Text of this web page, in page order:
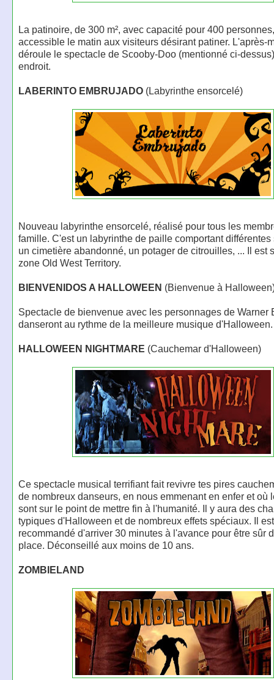
La patinoire, de 300 m², avec capacité pour 400
accessible le matin aux visiteurs désirant patiner. L'après-
déroule le spectacle de Scooby-Doo (mentionné ci-
endroit.
LABERINTO EMBRUJADO(Labyrinthe ensorcelé)
Nouveau labyrinthe ensorcelé, réalisé pour tous les
famille. C'est un labyrinthe de paille comportant différentes
un cimetière abandonné, un potager de citrouilles, ... Il est
zone Old West Territory.
BIENVENIDOS A HALLOWEEN (Bienvenue à
Spectacle de bienvenue avec les personnages de Warner
danseront au rythme de la meilleure musique d'Halloween.
HALLOWEEN NIGHTMARE (Cauchemar d'Halloween)
Ce spectacle musical terrifiant fait revivre tes pires
de nombreux danseurs, en nous emmenant en enfer et où
sont sur le point de mettre fin à l'humanité. Il y aura des
typiques d'Halloween et de nombreux effets spéciaux. Il est
recommandé d'arriver 30 minutes à l'avance pour être sûr
place. Déconseillé aux moins de 10 ans.
ZOMBIELAND